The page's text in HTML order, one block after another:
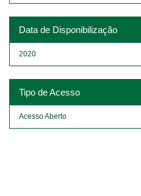
Data de Disponibilização
2020
Tipo de Acesso
Acesso Aberto